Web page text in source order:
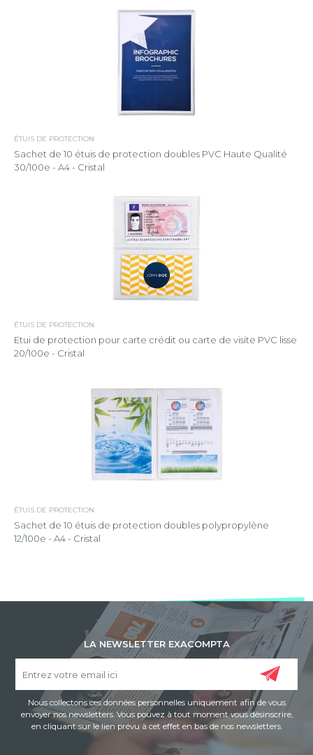
ÉTUIS DE PROTECTION
Sachet de 10 étuis de protection doubles PVC Haute Qualité
30/100e - A4 - Cristal
ÉTUIS DE PROTECTION
Etui de protection pour carte crédit ou carte de visite PVC lisse
20/100e - Cristal
ÉTUIS DE PROTECTION
Sachet de 10 étuis de protection doubles polypropylène
12/100e - A4 - Cristal
LA NEWSLETTER EXACOMPTA
Nous collectons ces données personnelles uniquement afin de vous
envoyer nos newsletters. Vous pouvez à tout moment vous désinscrire,
en cliquant sur le lien prévu à cet effet en bas de nos newsletters.